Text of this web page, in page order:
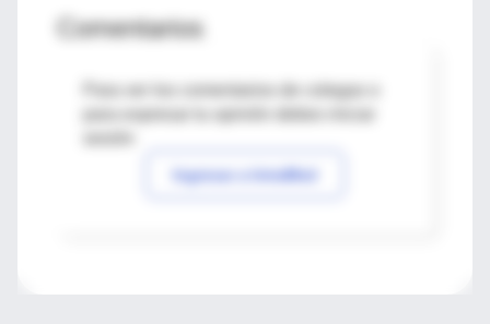
Comentarios
Para ver los comentarios de colegas o
Ingresar a IntraMed